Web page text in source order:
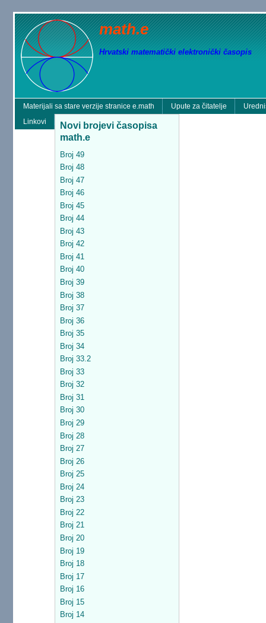
math.e
Hrvatski matematički elektronički časopis
Materijali sa stare verzije stranice e.math Upute za čitatelje
Linkovi
Novi brojevi časopisa
math.e
Broj 49
Broj 48
Broj 47
Broj 46
Broj 45
Broj 44
Broj 43
Broj 42
Broj 41
Broj 40
Broj 39
Broj 38
Broj 37
Broj 36
Broj 35
Broj 34
Broj 33.2
Broj 33
Broj 32
Broj 31
Broj 30
Broj 29
Broj 28
Broj 27
Broj 26
Broj 25
Broj 24
Broj 23
Broj 22
Broj 21
Broj 20
Broj 19
Broj 18
Broj 17
Broj 16
Broj 15
Broj 14